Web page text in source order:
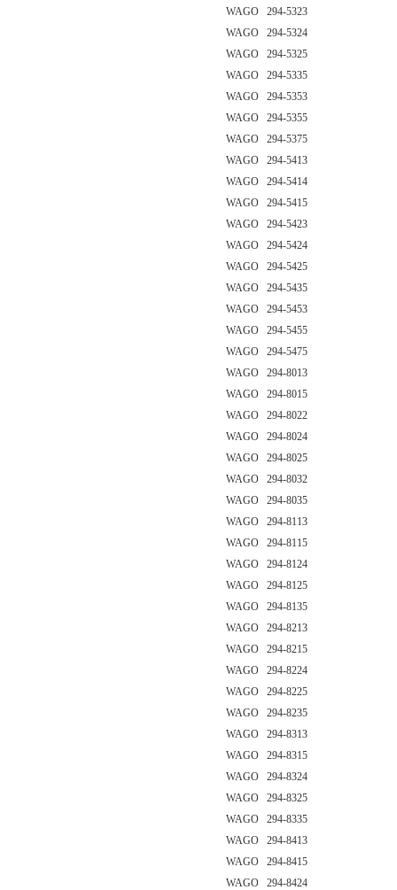
WAGO 294-5323
WAGO 294-5324
WAGO 294-5325
WAGO 294-5335
WAGO 294-5353
WAGO 294-5355
WAGO 294-5375
WAGO 294-5413
WAGO 294-5414
WAGO 294-5415
WAGO 294-5423
WAGO 294-5424
WAGO 294-5425
WAGO 294-5435
WAGO 294-5453
WAGO 294-5455
WAGO 294-5475
WAGO 294-8013
WAGO 294-8015
WAGO 294-8022
WAGO 294-8024
WAGO 294-8025
WAGO 294-8032
WAGO 294-8035
WAGO 294-8113
WAGO 294-8115
WAGO 294-8124
WAGO 294-8125
WAGO 294-8135
WAGO 294-8213
WAGO 294-8215
WAGO 294-8224
WAGO 294-8225
WAGO 294-8235
WAGO 294-8313
WAGO 294-8315
WAGO 294-8324
WAGO 294-8325
WAGO 294-8335
WAGO 294-8413
WAGO 294-8415
WAGO 294-8424